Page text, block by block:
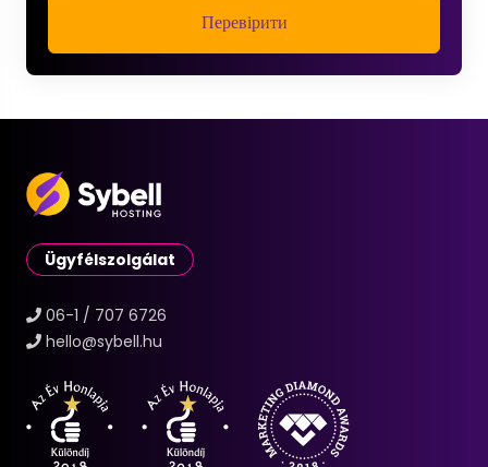
Перевірити
Ügyfélszolgálat
06-1 / 707 6726
hello@sybell.hu